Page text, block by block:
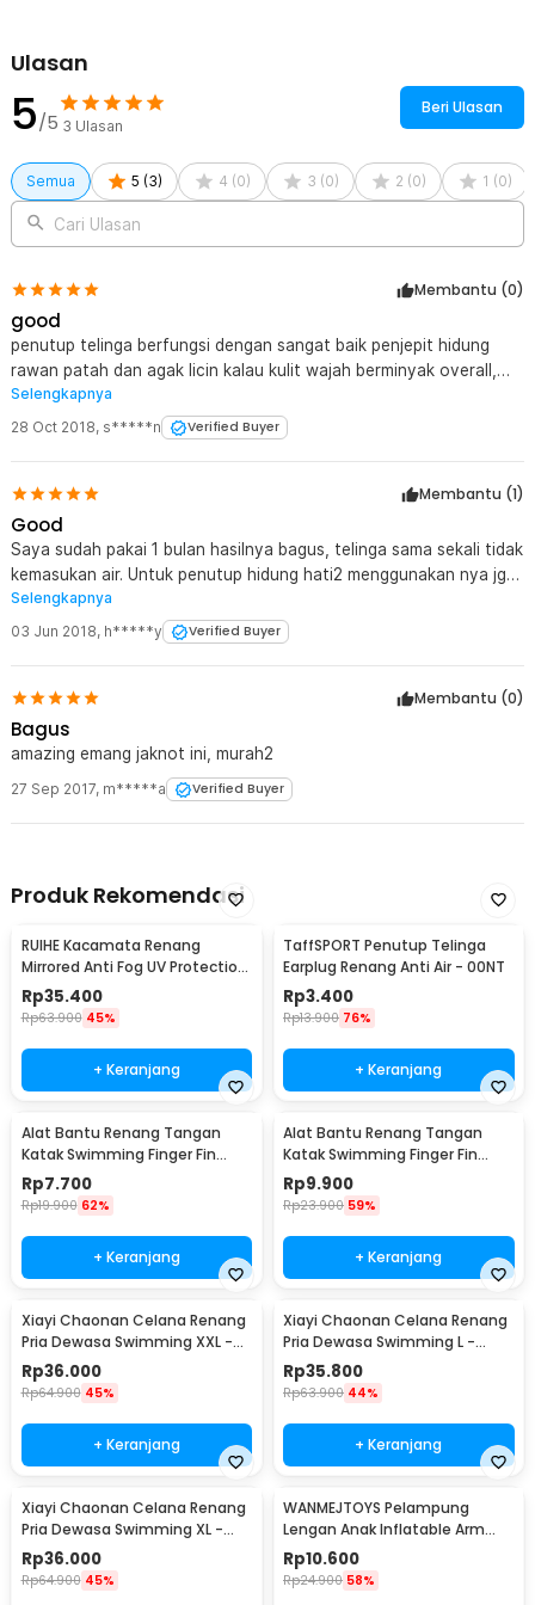
Praktis dan Mudah Dibawa
Ukuran kecil membuat set ini mudah disimpan di tas renang. Ideal
sebagai perlengkapan wajib bagi perenang pemula maupun yang
Kelengkapan Produk
Rincian yang Anda dapatkan untuk pembelian produk ini:
1 x Penutup Hidung
1 x Kotak Penyimpanan
Ulasan
5/5 3 Ulasan
Beri Ulasan
Semua 5 (3) 4 (0) 3 (0) 2 (0) 1 (0)
Cari Ulasan
Membantu (0)
good
penutup telinga berfungsi dengan sangat baik penjepit hidung
rawan patah dan agak licin kalau kulit wajah berminyak overall,
nice product.
Selengkapnya
28 Oct 2018, s*****n Verified Buyer
Membantu (1)
Good
Saya sudah pakai 1 bulan hasilnya bagus, telinga sama sekali tidak
kemasukan air. Untuk penutup hidung hati2 menggunakan nya jgn
terlalu di paksa bisa patah. Untuk harga di bawah 10k ini produk
bagus sekali Thx jaknot
Selengkapnya
03 Jun 2018, h*****y Verified Buyer
Membantu (0)
Bagus
amazing emang jaknot ini, murah2
27 Sep 2017, m*****a Verified Buyer
Produk Rekomendasi
RUIHE Kacamata Renang
Mirrored Anti Fog UV Protection
Silikon - RH6100
Rp35.400
Rp63.900 45%
+ Keranjang
TaffSPORT Penutup Telinga
Earplug Renang Anti Air - 00NT
Rp3.400
Rp13.900 76%
+ Keranjang
Alat Bantu Renang Tangan
Katak Swimming Finger Fin
Silicone Size M - HW700
Rp7.700
Rp19.900 62%
+ Keranjang
Alat Bantu Renang Tangan
Katak Swimming Finger Fin
Silicone Size L - HW700
Rp9.900
Rp23.900 59%
+ Keranjang
Xiayi Chaonan Celana Renang
Pria Dewasa Swimming XXL -
1706-1
Rp36.000
Rp64.900 45%
+ Keranjang
Xiayi Chaonan Celana Renang
Pria Dewasa Swimming L -
1706-1
Rp35.800
Rp63.900 44%
+ Keranjang
Xiayi Chaonan Celana Renang
Pria Dewasa Swimming XL -
1706-1
Rp36.000
Rp64.900 45%
WANMEJTOYS Pelampung
Lengan Anak Inflatable Arm
Band Rolls Up 1 Pair - SX001
Rp10.600
Rp24.900 58%